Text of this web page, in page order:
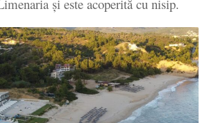
şi este acoperită cu nisip.